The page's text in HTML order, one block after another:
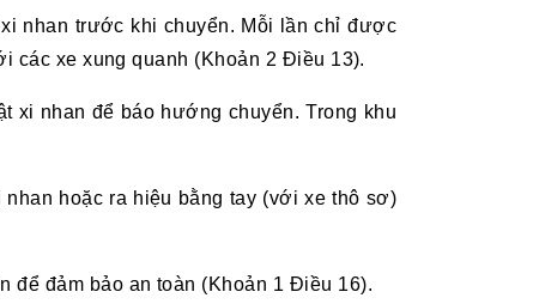
nhan trước khi chuyển. Mỗi lần chỉ được
các xe xung quanh (Khoản 2 Điều 13).
xi nhan để báo hướng chuyển. Trong khu
hoặc ra hiệu bằng tay (với xe thô sơ)
để đảm bảo an toàn (Khoản 1 Điều 16).